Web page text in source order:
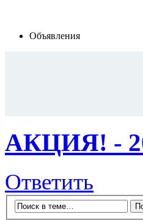
Объявления
АКЦИЯ! -
Ответить